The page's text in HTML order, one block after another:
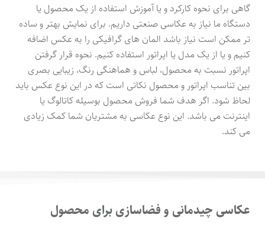
گاهی برای نحوه کارکرد و یا آموزش استفاده از یک محصول یا
دستگاه ما نیاز به عکاسی صنعتی داریم. برای نمایش بهتر و ساده
تر ممکن است نیاز باشد المان های گرافیکی را به عکس اضافه
کنیم و یا از یک مدل یا اپراتور استفاده کنیم. نحوه قرار گرفتن
اپراتور نسبت به محصول، لباس و هماهنگی رنگ، زیبایی بصری
بین تناسب اپراتور و محصول نکاتی است که در این نوع عکس باید
لحاظ شود. اگر هدف شما فروش محصول بوسیله کاتالوگ یا
اینترنت می باشد. این نوع عکاسی به مشتریان شما کمک زیادی
می کند.
عکاسی چیدمانی و فضاسازی برای محصول